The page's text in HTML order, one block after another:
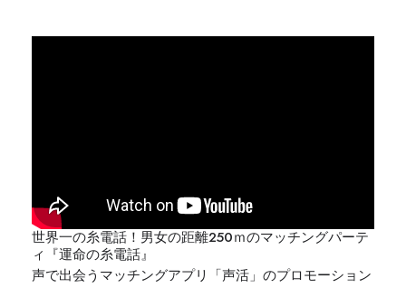
世界一の糸電話！男女の距離250ｍのマッチングパーテ
ィ『運命の糸電話』
声で出会うマッチングアプリ「声活」のプロモーション